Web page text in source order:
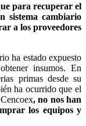
para recuperar el
sistema cambiario
a los proveedores
ha estado expuesto
insumos. En
primas desde su
ha ocurrido que el
, no nos han
los equipos y